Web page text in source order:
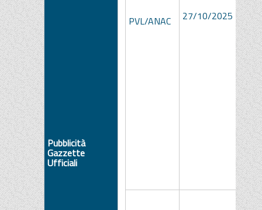
Pubblicità
Gazzette
Ufficiali
PVL/ANAC 27/10/2025